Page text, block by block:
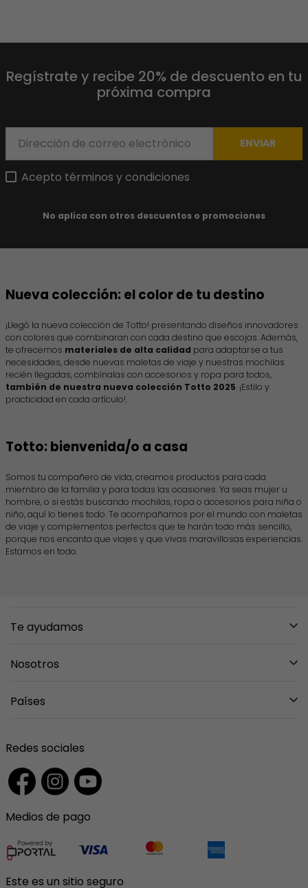
Regístrate y recibe 20% de descuento en tu
próxima compra
ENVIAR
Acepto términos y condiciones
No aplica con otros descuentos o promociones
Nueva colección: el color de tu destino
¡Llegó la nueva colección de Totto! presentando diseños innovadores
con colores que combinaran con cada destino que escojas. Además,
te ofrecemos materiales de alta calidad para adaptarse a tus
necesidades, desde nuevas maletas de viaje y nuestras mochilas
recién llegadas, combínalas con accesorios y ropa para todos,
también de nuestra nueva colección Totto 2025. ¡Estilo y
practicidad en cada artículo!.
Totto: bienvenida/o a casa
Somos tu compañero de vida, creamos productos para cada
miembro de la familia y para todas las ocasiones. Ya seas mujer u
hombre, o si estás buscando mochilas, ropa o accesorios para niña o
niño, aquí lo tienes todo. Te acompañamos por el mundo con maletas
de viaje y complementos perfectos que te harán todo más sencillo,
porque nos encanta que viajes y que vivas maravillosas experiencias.
Estamos en todo.
Te ayudamos
Entregas y Devoluciones
Garantías
Ventas Institucionales
Nosotros
Países
Costa Rica
El Salvador
Panama
Redes sociales
Medios de pago
Este es un sitio seguro